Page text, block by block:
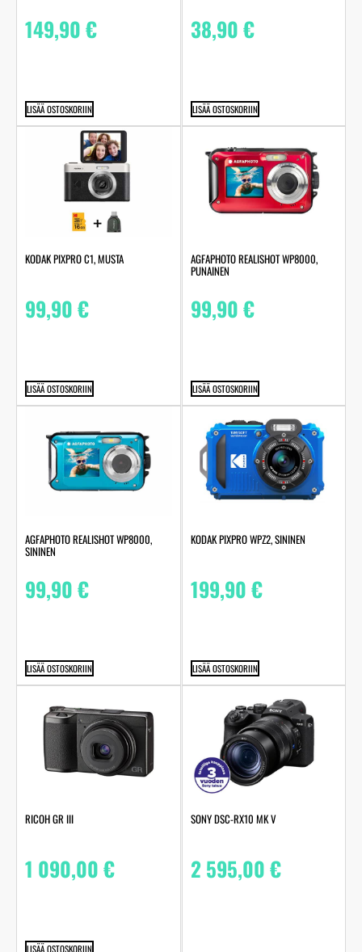
149,90€
LISÄÄ OSTOSKORIIN
38,90€
LISÄÄ OSTOSKORIIN
KODAK PIXPRO C1, MUSTA
99,90€
LISÄÄ OSTOSKORIIN
AGFAPHOTO REALISHOT WP8000,
PUNAINEN
99,90€
LISÄÄ OSTOSKORIIN
AGFAPHOTO REALISHOT WP8000,
SININEN
99,90€
LISÄÄ OSTOSKORIIN
KODAK PIXPRO WPZ2, SININEN
199,90€
LISÄÄ OSTOSKORIIN
RICOH GR III
1 090,00€
LISÄÄ OSTOSKORIIN
SONY DSC-RX10 MK V
2 595,00€